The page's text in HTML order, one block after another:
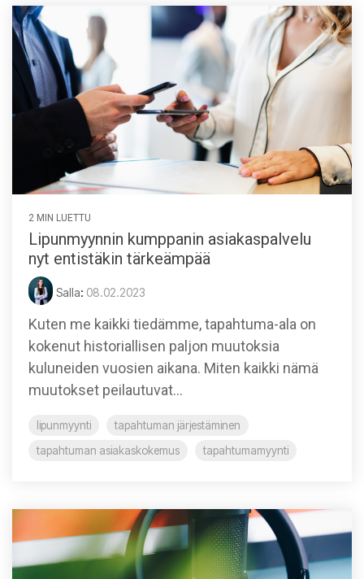
2 MIN LUETTU
Lipunmyynnin kumppanin asiakaspalvelu
nyt entistäkin tärkeämpää
Salla: 08.02.2023
Kuten me kaikki tiedämme, tapahtuma-ala on
kokenut historiallisen paljon muutoksia
kuluneiden vuosien aikana. Miten kaikki nämä
muutokset peilautuvat...
lipunmyynti
tapahtuman järjestäminen
tapahtuman asiakaskokemus
tapahtumamyynti